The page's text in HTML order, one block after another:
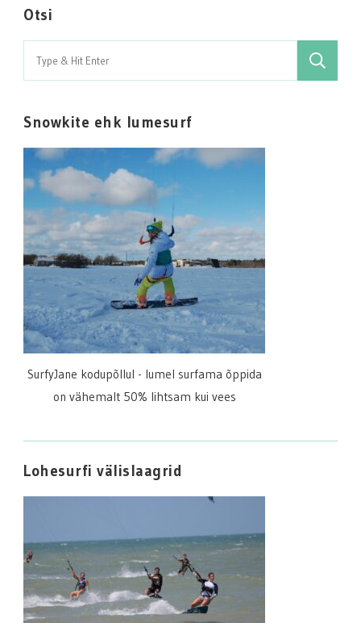
Otsi
for:
Snowkite ehk lumesurf
SurfyJane kodupõllul - lumel surfama õppida
on vähemalt 50% lihtsam kui vees
Lohesurfi välislaagrid